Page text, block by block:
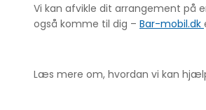
Vi kan afvikle dit arrangement på
også komme til dig – Bar-mobil.dk
Læs mere om, hvordan vi kan